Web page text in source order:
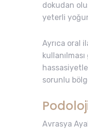
dokudan
yeterli
Ayrıca oral
sorunlu
Avrasya